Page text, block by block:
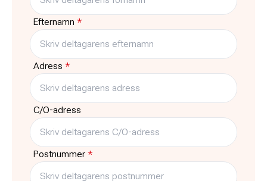
Kurs 10
Efternamn *
Adress *
C/O-adress
Postnummer *